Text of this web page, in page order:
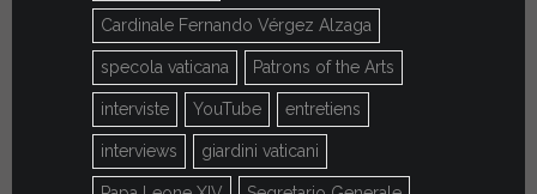
Cardinale Fernando Vérgez Alzaga
specola vaticana Patrons of the Arts
interviste YouTube entretiens
interviews giardini vaticani